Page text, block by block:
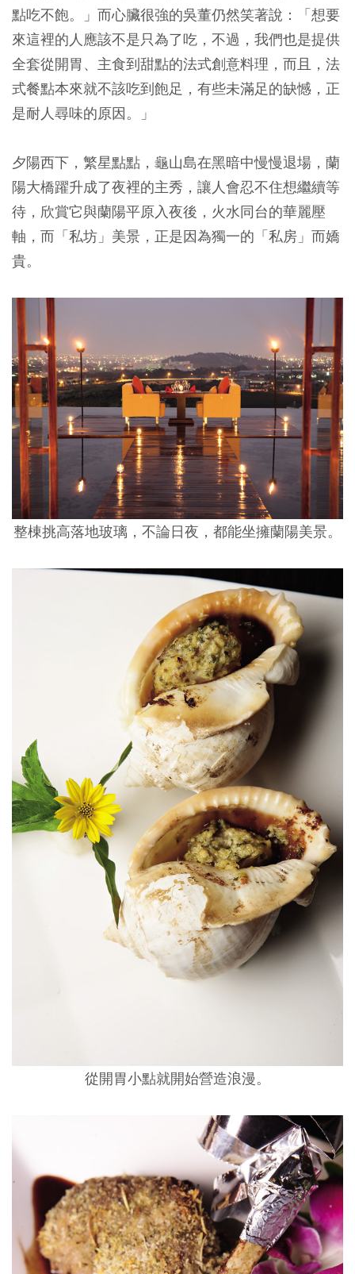
點吃不飽。」而心臟很強的吳董仍然笑著說：「想要
來這裡的人應該不是只為了吃，不過，我們也是提供
全套從開胃、主食到甜點的法式創意料理，而且，法
式餐點本來就不該吃到飽足，有些未滿足的缺憾，正
是耐人尋味的原因。」
夕陽西下，繁星點點，龜山島在黑暗中慢慢退場，蘭
陽大橋躍升成了夜裡的主秀，讓人會忍不住想繼續等
待，欣賞它與蘭陽平原入夜後，火水同台的華麗壓
軸，而「私坊」美景，正是因為獨一的「私房」而嬌
貴。
整棟挑高落地玻璃，不論日夜，都能坐擁蘭陽美景。
從開胃小點就開始營造浪漫。